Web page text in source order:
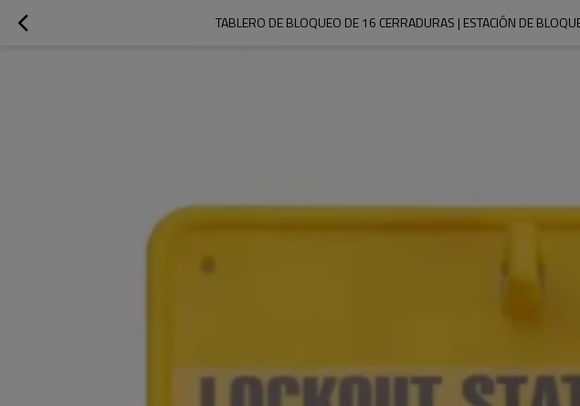
TABLERO DE BLOQUEO DE 16 CERRADURAS | ESTACIÓN DE